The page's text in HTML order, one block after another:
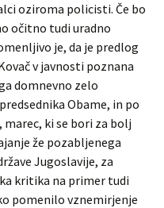
oziroma policisti. Če bo
očitno tudi uradno
je, da je predlog
v javnosti poznana
domnevno zelo
Obame, in po
ki se bori za bolj
že pozabljenega
Jugoslavije, za
kritika na primer tudi
pomenilo vznemirjenje